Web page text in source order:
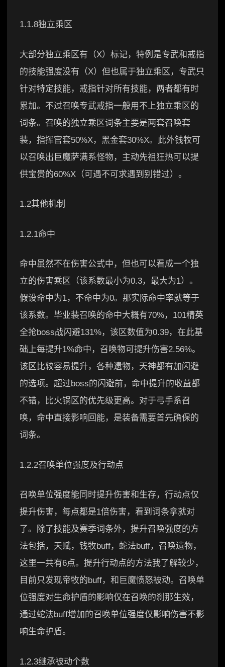
1.1.8独立乘区
大部分独立乘区有（X）标记，特例是专武和戒指
的技能强度没有（X）但也属于独立乘区，专武只
针对特定技能，戒指针对所有技能，两者都有时
累加。不过召唤专武戒指一般用不上独立乘区的
词条。召唤的独立乘区词条主要是两套召唤套
装，指挥官套50%X，黑金套30%X。此外钱牧可
以召唤出巨魔萨满系怪物，主动先祖狂热可以提
供宝贵的60%X（可遇不可求遇到别错过）。
1.2其他机制
1.2.1命中
命中虽然不在伤害公式中，但也可以看成一个独
立的伤害乘区（该系数最小为0.3，最大为1）。
假设命中为1，不命中为0。那实际命中率就等于
该系数。毕业装召唤的命中大概有70%，101精英
全抢boss战闪避131%，该区数值为0.39，在此基
础上每提升1%命中，召唤物可提升伤害2.56%。
该区比较容易提升，各种遗物，天神都有加闪避
的选项。超过boss的闪避前，命中提升的收益都
不错，比火锅区的优先级更高。对于弓手系召
唤，命中直接影响回能，是装备需要首先确保的
词条。
1.2.2召唤单位强度及行动点
召唤单位强度能同时提升伤害和生存，行动点仅
提升伤害，每点都是1倍伤害，看到词条拿就对
了。除了技能及赛季词条外，提升召唤强度的方
法包括，天赋，钱牧buff，蛇法buff，召唤遗物，
这里一共有6点。提升行动点的方法我了解较少，
目前只发现帝牧的buff，和巨魔愤怒被动。召唤单
位强度对生命护盾的影响仅在召唤的刹那生效，
通过蛇法buff增加的召唤单位强度仅影响伤害不影
响生命护盾。
1.2.3继承被动个数